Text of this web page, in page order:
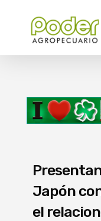
Japón
el